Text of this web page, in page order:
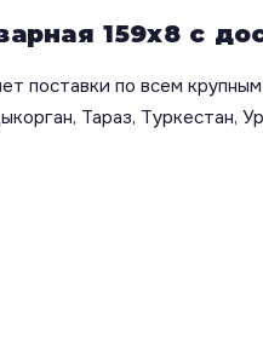
159х8 с
поставки по всем
Тараз, Туркестан,